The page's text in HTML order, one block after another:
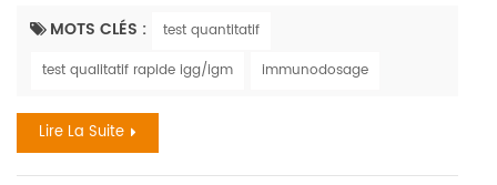
monkeypox a été isolé et identifié pour la première fois en
centre de recherche danois sont tombés malades .
lor...
MOTS CLÉS :
test quantitatif
test qualitatif rapide igg/igm
immunodosage
Lire La Suite